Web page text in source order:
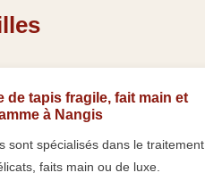
de tapis fragile, fait main et
à Nangis
sont spécialisés dans le traitement
faits main ou de luxe.